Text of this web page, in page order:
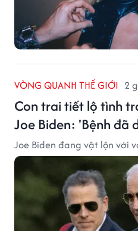
VÒNG QUANH THẾ GIỚI 2
Con trai tiết lộ tình
Joe Biden: 'Bệnh đã
Joe Biden đang vật lộn với